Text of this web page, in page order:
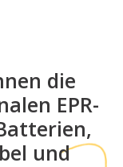
die
EPR-
und